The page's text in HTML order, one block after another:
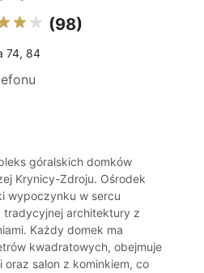
(98)
74, 84
góralskich domków
Krynicy-Zdroju. Ośrodek
wypoczynku w sercu
tradycyjnej architektury z
Każdy domek ma
kwadratowych, obejmuje
oraz salon z kominkiem, co